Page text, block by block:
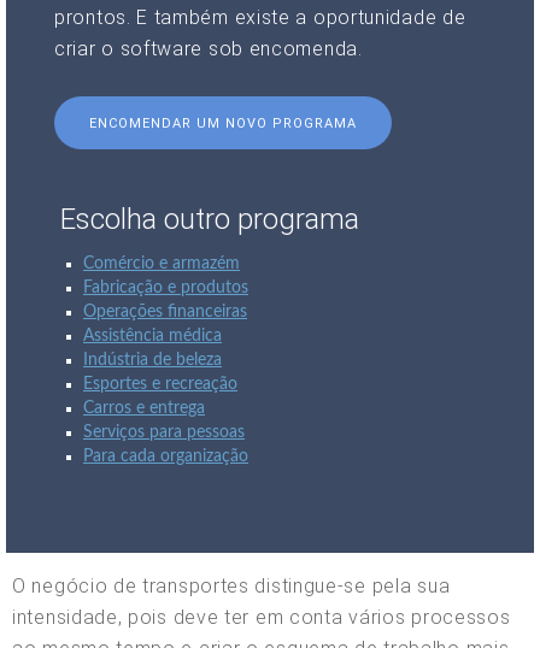
prontos. E também existe a oportunidade de
criar o software sob encomenda.
ENCOMENDAR UM NOVO PROGRAMA
Escolha outro programa
Comércio e armazém
Fabricação e produtos
Operações financeiras
Assistência médica
Indústria de beleza
Esportes e recreação
Carros e entrega
Serviços para pessoas
Para cada organização
O negócio de transportes distingue-se pela sua
intensidade, pois deve ter em conta vários processos